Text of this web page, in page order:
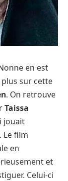
en est
sur cette
. On retrouve
Taissa
jouait
Le film
en
et
Celui-ci